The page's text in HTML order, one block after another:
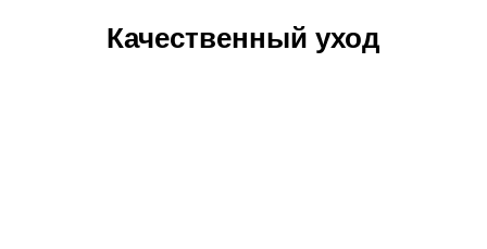
Качественный уход